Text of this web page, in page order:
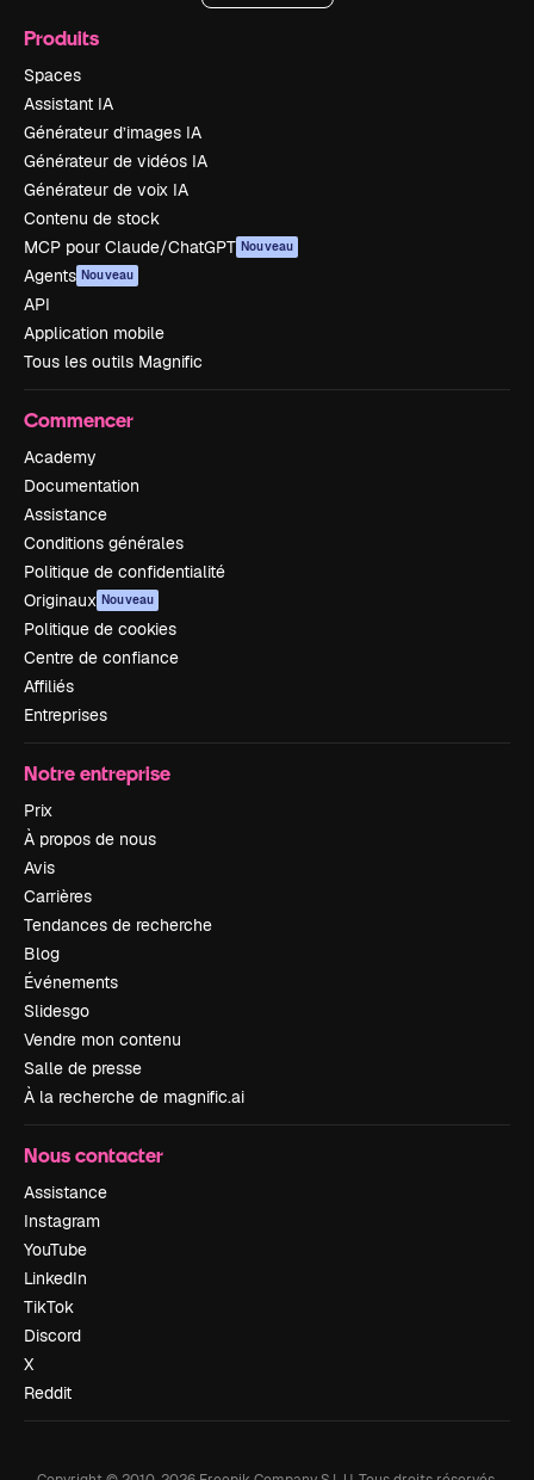
Produits
Spaces
Assistant IA
Générateur d’images IA
Générateur de vidéos IA
Générateur de voix IA
Contenu de stock
MCP pour Claude/ChatGPT Nouveau
Agents Nouveau
API
Application mobile
Tous les outils Magnific
Commencer
Academy
Documentation
Assistance
Conditions générales
Politique de confidentialité
Originaux Nouveau
Politique de cookies
Centre de confiance
Affiliés
Entreprises
Notre entreprise
Prix
À propos de nous
Avis
Carrières
Tendances de recherche
Blog
Événements
Slidesgo
Vendre mon contenu
Salle de presse
À la recherche de magnific.ai
Nous contacter
Assistance
Instagram
YouTube
LinkedIn
TikTok
Discord
X
Reddit